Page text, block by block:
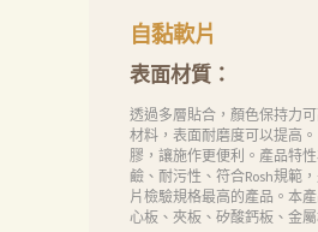
自黏軟片
表面材質：
透過多層貼合，顏色保持力
材料，表面耐磨度可以提高
膠，讓施作更便利。產品特
鹼、耐污性、符合Rosh規範
片檢驗規格最高的產品。本
心板、夾板、矽酸鈣板、金屬